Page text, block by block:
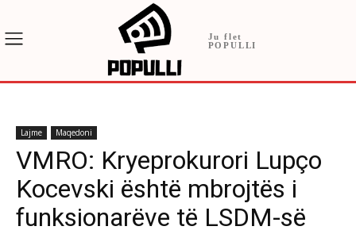
Ju flet
POPULLI
Lajme Maqedoni
VMRO: Kryeprokurori Lupço
Kocevski është mbrojtës i
funksionarëve të LSDM-së